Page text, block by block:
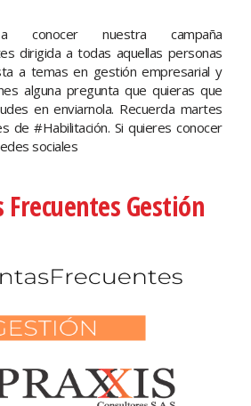
conocer nuestra campaña
dirigida a todas aquellas personas
a temas en gestión empresarial y
alguna pregunta que quieras que
en enviarnola. Recuerda martes
de #Habilitación. Si quieres conocer
sociales
Frecuentes Gestión